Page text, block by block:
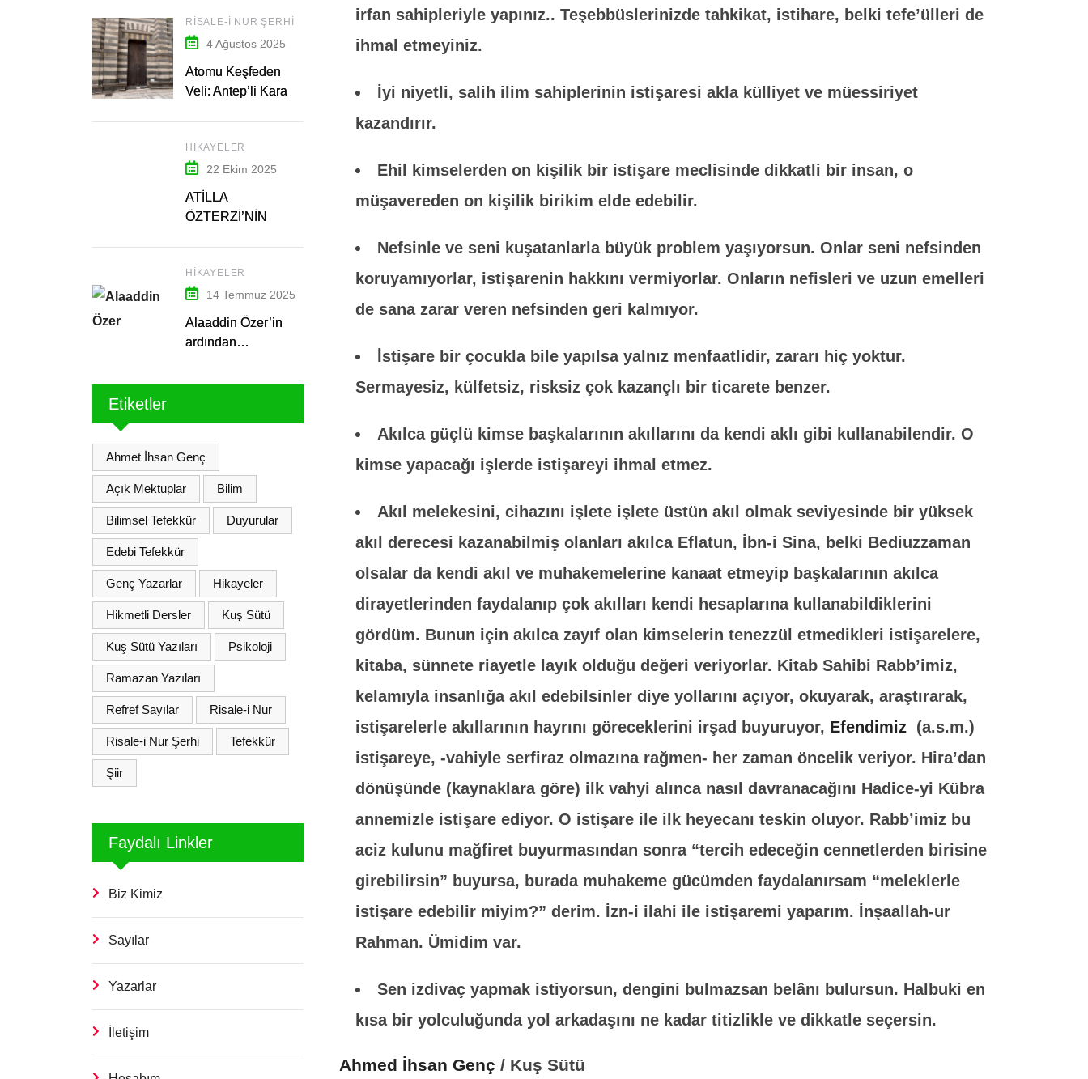
RISALE-I NUR ŞERHI
4 Ağustos 2025
Atomu Keşfeden
Veli: Antep’li Kara
HIKAYELER
22 Ekim 2025
ATİLLA
ÖZTERZİ’NİN
HIKAYELER
14 Temmuz 2025
Alaaddin Özer’in
ardından…
Etiketler
Ahmet İhsan Genç
Açık Mektuplar Bilim
Bilimsel Tefekkür Duyurular
Edebi Tefekkür
Genç Yazarlar Hikayeler
Hikmetli Dersler Kuş Sütü
Kuş Sütü Yazıları Psikoloji
Ramazan Yazıları
Refref Sayılar Risale-i Nur
Risale-i Nur Şerhi Tefekkür
Şiir
Faydalı Linkler
Biz Kimiz
Sayılar
Yazarlar
İletişim
irfan sahipleriyle yapınız.. Teşebbüslerinizde tahkikat, istihare, belki tefe’ülleri de
ihmal etmeyiniz.
İyi niyetli, salih ilim sahiplerinin istişaresi akla külliyet ve müessiriyet
kazandırır.
Ehil kimselerden on kişilik bir istişare meclisinde dikkatli bir insan, o
müşavereden on kişilik birikim elde edebilir.
Nefsinle ve seni kuşatanlarla büyük problem yaşıyorsun. Onlar seni nefsinden
koruyamıyorlar, istişarenin hakkını vermiyorlar. Onların nefisleri ve uzun emelleri
de sana zarar veren nefsinden geri kalmıyor.
İstişare bir çocukla bile yapılsa yalnız menfaatlidir, zararı hiç yoktur.
Sermayesiz, külfetsiz, risksiz çok kazançlı bir ticarete benzer.
Akılca güçlü kimse başkalarının akıllarını da kendi aklı gibi kullanabilendir. O
kimse yapacağı işlerde istişareyi ihmal etmez.
Akıl melekesini, cihazını işlete işlete üstün akıl olmak seviyesinde bir yüksek
akıl derecesi kazanabilmiş olanları akılca Eflatun, İbn-i Sina, belki Bediuzzaman
olsalar da kendi akıl ve muhakemelerine kanaat etmeyip başkalarının akılca
dirayetlerinden faydalanıp çok akılları kendi hesaplarına kullanabildiklerini
gördüm. Bunun için akılca zayıf olan kimselerin tenezzül etmedikleri istişarelere,
kitaba, sünnete riayetle layık olduğu değeri veriyorlar. Kitab Sahibi Rabb’imiz,
kelamıyla insanlığa akıl edebilsinler diye yollarını açıyor, okuyarak, araştırarak,
istişarelerle akıllarının hayrını göreceklerini irşad buyuruyor, Efendimiz (a.s.m.)
istişareye, -vahiyle serfiraz olmazına rağmen- her zaman öncelik veriyor. Hira’dan
dönüşünde (kaynaklara göre) ilk vahyi alınca nasıl davranacağını Hadice-yi Kübra
annemizle istişare ediyor. O istişare ile ilk heyecanı teskin oluyor. Rabb’imiz bu
aciz kulunu mağfiret buyurmasından sonra “tercih edeceğin cennetlerden birisine
girebilirsin” buyursa, burada muhakeme gücümden faydalanırsam “meleklerle
istişare edebilir miyim?” derim. İzn-i ilahi ile istişaremi yaparım. İnşaallah-ur
Rahman. Ümidim var.
Sen izdivaç yapmak istiyorsun, dengini bulmazsan belânı bulursun. Halbuki en
kısa bir yolculuğunda yol arkadaşını ne kadar titizlikle ve dikkatle seçersin.
Ahmed İhsan Genç / Kuş Sütü